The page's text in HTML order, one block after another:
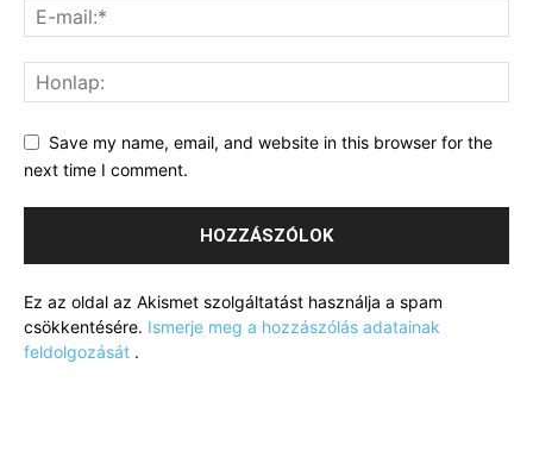
Save my name, email, and website in this browser for the
next time I comment.
Ez az oldal az Akismet szolgáltatást használja a spam
csökkentésére. Ismerje meg a hozzászólás adatainak
feldolgozását .